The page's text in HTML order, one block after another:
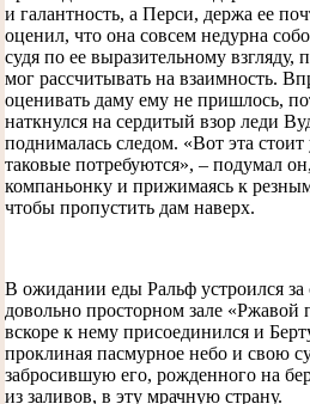
и галантность, а Перси, держа ее
оценил, что она совсем недурна
судя по ее выразительному взгляду,
мог рассчитывать на взаимность.
оценивать даму ему не пришлось,
наткнулся на сердитый взор леди
поднималась следом. «Вот эта
таковые потребуются», – подумал
компаньонку и прижимаясь к
чтобы пропустить дам наверх.
В ожидании еды Ральф устроился за
довольно просторном зале «Ржавой
вскоре к нему присоединился и
проклиная пасмурное небо и свою
забросившую его, рожденного на
из заливов, в эту мрачную страну.